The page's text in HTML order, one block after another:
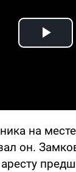
на
он.